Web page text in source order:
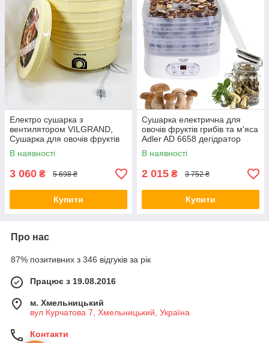
Електро сушарка з
вентилятором VILGRAND,
Сушарка для овочів фруктів
м'яса для фруктів LK-73
В наявності
3 060 ₴ 5 698 ₴
Купити
Сушарка електрична для
овочів фруктів грибів та м'яса
Adler AD 6658 дегідратор
550Вт KJ-86
В наявності
2 015 ₴ 3 752 ₴
Купити
Про нас
87% позитивних з 346 відгуків за рік
Працює з 19.08.2016
м. Хмельницький
вул Курчатова 7, Хмельницький, Україна
Контакти